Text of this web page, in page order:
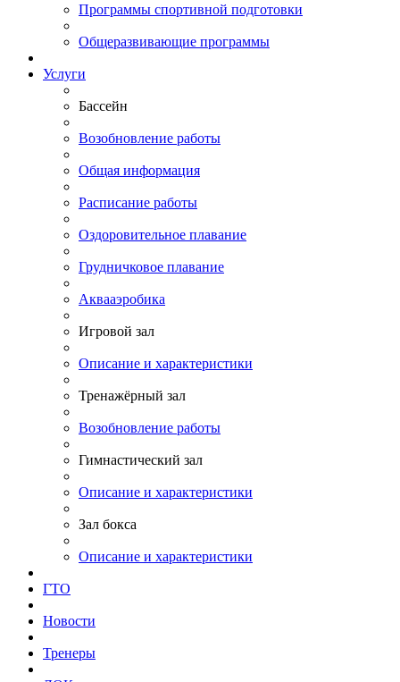
Программы спортивной подготовки
Общеразвивающие программы
Услуги
Бассейн
Возобновление работы
Общая информация
Расписание работы
Оздоровительное плавание
Грудничковое плавание
Аквааэробика
Игровой зал
Описание и характеристики
Тренажёрный зал
Возобновление работы
Гимнастический зал
Описание и характеристики
Зал бокса
Описание и характеристики
ГТО
Новости
Тренеры